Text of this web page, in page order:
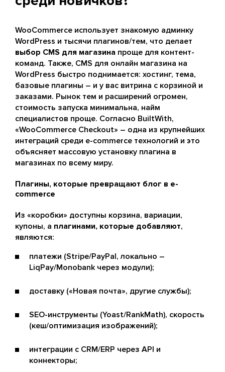
WooCommerce использует знакомую админку
WordPress и тысячи плагинов/тем, что делает
выбор CMS для магазина проще для контент-
команд. Также, CMS для онлайн магазина на
WordPress быстро поднимается: хостинг, тема,
базовые плагины – и у вас витрина с корзиной и
заказами. Рынок тем и расширений огромен,
стоимость запуска минимальна, найм
специалистов проще. Согласно BuiltWith,
«WooCommerce Checkout» – одна из крупнейших
интеграций среди e-commerce технологий и это
объясняет массовую установку плагина в
магазинах по всему миру.
Плагины, которые превращают блог в e-
commerce
Из «коробки» доступны корзина, вариации,
купоны, а плагинами, которые добавляют,
являются:
платежи (Stripe/PayPal, локально –
LiqPay/Monobank через модули);
доставку («Новая почта», другие службы);
SEO-инструменты (Yoast/RankMath), скорость
(кеш/оптимизация изображений);
интеграции с CRM/ERP через API и
коннекторы;